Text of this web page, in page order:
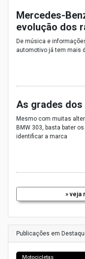
Mercedes-
evolução dos
De música e
automotivo já tem mais
As grades dos
Mesmo com muitas
BMW 303, basta bater
identificar a marca
» veja
Publicações em
Motocicletas